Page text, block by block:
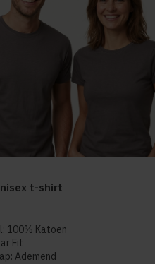
t-shirt
100% Katoen
Fit
Ademend